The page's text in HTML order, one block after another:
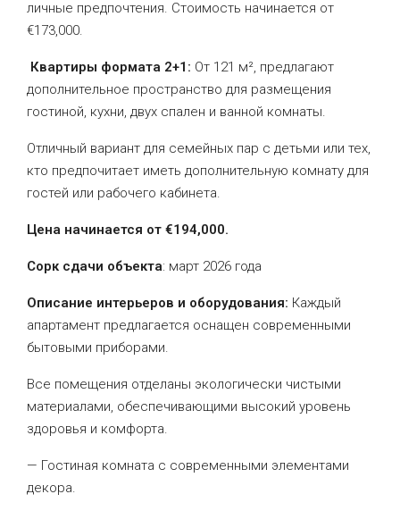
личные предпочтения. Стоимость начинается от
€173,000.
Квартиры формата 2+1: От 121 м², предлагают
дополнительное пространство для размещения
гостиной, кухни, двух спален и ванной комнаты.
Отличный вариант для семейных пар с детьми или тех,
кто предпочитает иметь дополнительную комнату для
гостей или рабочего кабинета.
Цена начинается от €194,000.
Сорк сдачи объекта: март 2026 года
Описание интерьеров и оборудования: Каждый
апартамент предлагается оснащен современными
бытовыми приборами.
Все помещения отделаны экологически чистыми
материалами, обеспечивающими высокий уровень
здоровья и комфорта.
— Гостиная комната с современными элементами
декора.